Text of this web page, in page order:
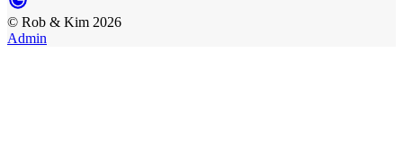
© Rob & Kim 2026
Admin